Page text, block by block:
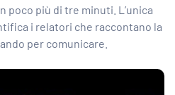
poco più di tre minuti. L’unica
i relatori che raccontano la
per comunicare.